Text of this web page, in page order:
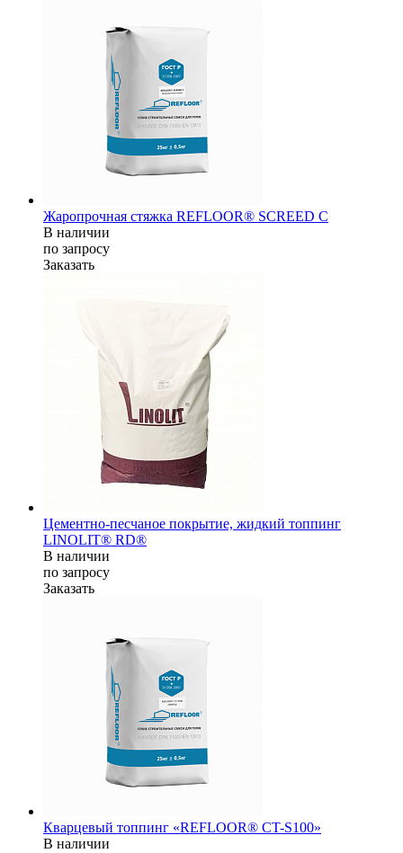
Жаропрочная стяжка REFLOOR® SCREED C
В наличии
по запросу
Заказать
Цементно-песчаное покрытие, жидкий топпинг
LINOLIT® RD®
В наличии
по запросу
Заказать
Кварцевый топпинг «REFLOOR® CT-S100»
В наличии